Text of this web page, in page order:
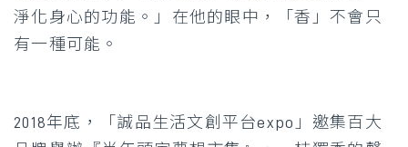
淨化身心的功能。」在他的眼中，「香」不會只
有一種可能。
2018年底，「誠品生活文創平台expo」邀集百大